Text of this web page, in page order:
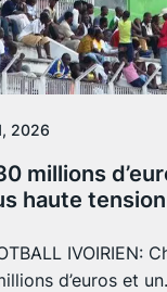
2026
millions
haute tension
IVOIRIEN:
d’euros et